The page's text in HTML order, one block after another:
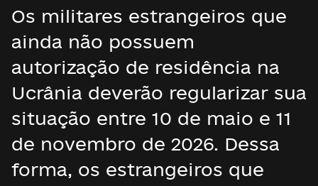
Os militares estrangeiros que
ainda não possuem
autorização de residência na
Ucrânia deverão regularizar sua
situação entre 10 de maio e 11
de novembro de 2026. Dessa
forma, os estrangeiros que